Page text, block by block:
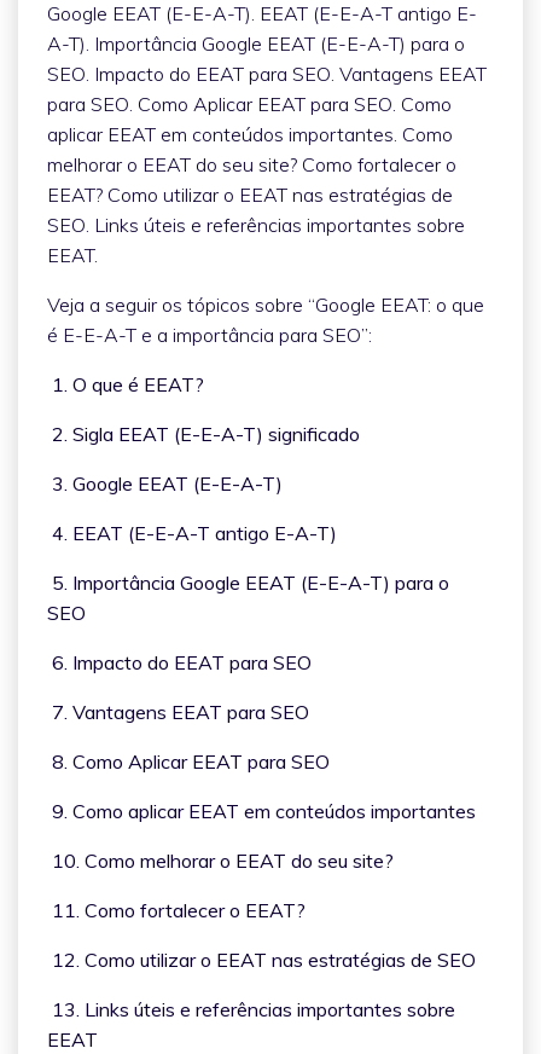
Google EEAT (E-E-A-T). EEAT (E-E-A-T antigo E-
A-T). Importância Google EEAT (E-E-A-T) para o
SEO. Impacto do EEAT para SEO. Vantagens EEAT
para SEO. Como Aplicar EEAT para SEO. Como
aplicar EEAT em conteúdos importantes. Como
melhorar o EEAT do seu site? Como fortalecer o
EEAT? Como utilizar o EEAT nas estratégias de
SEO. Links úteis e referências importantes sobre
EEAT.
Veja a seguir os tópicos sobre “Google EEAT: o que
é E-E-A-T e a importância para SEO”:
1. O que é EEAT?
2. Sigla EEAT (E-E-A-T) significado
3. Google EEAT (E-E-A-T)
4. EEAT (E-E-A-T antigo E-A-T)
5. Importância Google EEAT (E-E-A-T) para o
SEO
6. Impacto do EEAT para SEO
7. Vantagens EEAT para SEO
8. Como Aplicar EEAT para SEO
9. Como aplicar EEAT em conteúdos importantes
10. Como melhorar o EEAT do seu site?
11. Como fortalecer o EEAT?
12. Como utilizar o EEAT nas estratégias de SEO
13. Links úteis e referências importantes sobre
EEAT